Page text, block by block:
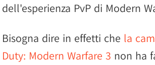
dell'esperienza PvP di Modern
Bisogna dire in effetti che la
Duty: Modern Warfare 3 non ha